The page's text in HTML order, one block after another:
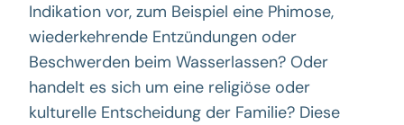
Indikation vor, zum Beispiel eine Phimose,
wiederkehrende Entzündungen oder
Beschwerden beim Wasserlassen? Oder
handelt es sich um eine religiöse oder
kulturelle Entscheidung der Familie? Diese